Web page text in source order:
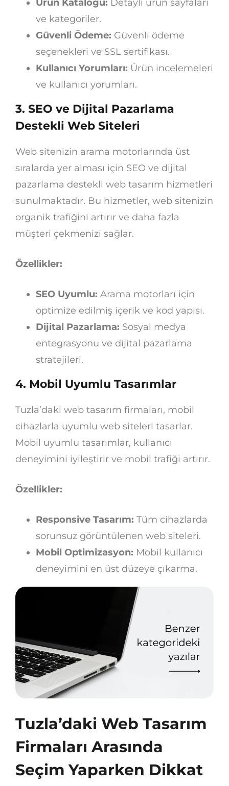
Ürün Kataloğu: Detaylı ürün sayfaları
ve kategoriler.
Güvenli Ödeme: Güvenli ödeme
seçenekleri ve SSL sertifikası.
Kullanıcı Yorumları: Ürün incelemeleri
ve kullanıcı yorumları.
3. SEO ve Dijital Pazarlama
Destekli Web Siteleri
Web sitenizin arama motorlarında üst
sıralarda yer alması için SEO ve dijital
pazarlama destekli web tasarım hizmetleri
sunulmaktadır. Bu hizmetler, web sitenizin
organik trafiğini artırır ve daha fazla
müşteri çekmenizi sağlar.
Özellikler:
SEO Uyumlu: Arama motorları için
optimize edilmiş içerik ve kod yapısı.
Dijital Pazarlama: Sosyal medya
entegrasyonu ve dijital pazarlama
stratejileri.
4. Mobil Uyumlu Tasarımlar
Tuzla’daki web tasarım firmaları, mobil
cihazlarla uyumlu web siteleri tasarlar.
Mobil uyumlu tasarımlar, kullanıcı
deneyimini iyileştirir ve mobil trafiği artırır.
Özellikler:
Responsive Tasarım: Tüm cihazlarda
sorunsuz görüntülenen web siteleri.
Mobil Optimizasyon: Mobil kullanıcı
deneyimini en üst düzeye çıkarma.
Tuzla’daki Web Tasarım
Firmaları Arasında
Seçim Yaparken Dikkat